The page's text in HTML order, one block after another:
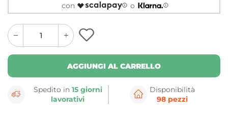
con
o
quantity
button
quantity
minus
button
AGGIUNGI AL CARRELLO
Spedito in 15 giorni
lavorativi
Disponibilità
98 pezzi